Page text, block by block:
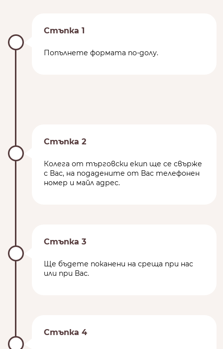
Стъпка 1
Попълнете формата по-долу.
Стъпка 2
Колега от търговски екип ще се свърже
с Вас, на подадените от Вас телефонен
номер и майл адрес.
Стъпка 3
Ще бъдете поканени на среща при нас
или при Вас.
Стъпка 4